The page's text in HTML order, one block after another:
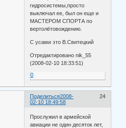
гидросистемы,просто
выключал ее, был он еще и
МАСТЕРОМ СПОРТА по
вертолётовождению.
С усами это В.Свитецкий
Отредактировано nik_55
(2008-02-10 18:33:51)
0
Поделиться 24
2008-
02-10 18:49:58
Прослужил в армейской
авиации не один десяток лет,